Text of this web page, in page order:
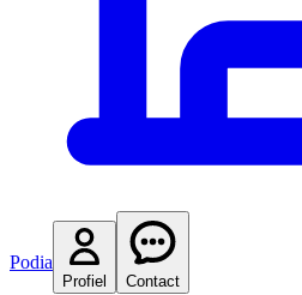
Podia
Profiel Contact